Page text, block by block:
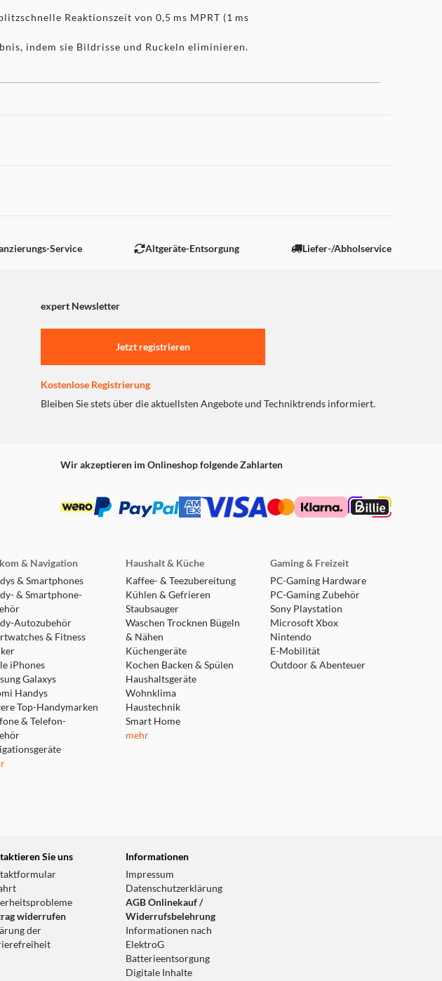
Reaktionszeit von 0,5 ms MPRT (1 ms
indem sie Bildrisse und Ruckeln eliminieren.
Service Altgeräte-Entsorgung Liefer-/Abholservice
expert Newsletter
Jetzt registrieren
Kostenlose Registrierung
Bleiben Sie stets über die aktuellsten Angebote und Techniktrends informiert.
Wir akzeptieren im Onlineshop folgende Zahlarten
& Navigation
& Smartphones
& Smartphone-
Autozubehör
& Fitness
iPhones
Galaxys
Handys
Top-Handymarken
& Telefon-
Haushalt & Küche
Kaffee- & Teezubereitung
Kühlen & Gefrieren
Staubsauger
Waschen Trocknen Bügeln
& Nähen
Küchengeräte
Kochen Backen & Spülen
Haushaltsgeräte
Wohnklima
Haustechnik
Smart Home
mehr
Gaming & Freizeit
PC-Gaming Hardware
PC-Gaming Zubehör
Sony Playstation
Microsoft Xbox
Nintendo
E-Mobilität
Outdoor & Abenteuer
Sie uns
widerrufen
der
Informationen
Impressum
Datenschutzerklärung
AGB Onlinekauf /
Widerrufsbelehrung
Informationen nach
ElektroG
Batterieentsorgung
Digitale Inhalte